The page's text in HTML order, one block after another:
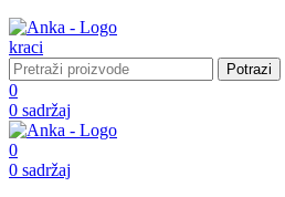
Potrazi
0
0 sadržaj
0
0 sadržaj